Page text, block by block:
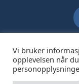
Vi bruker
opplevelsen når